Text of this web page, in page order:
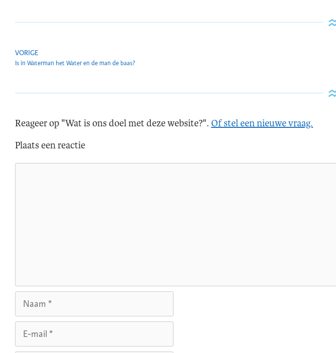
VORIGE
Is in Waterman het Water en de man de baas?
Reageer op "Wat is ons doel met deze website?". Of stel een nieuwe vraag.
Plaats een reactie